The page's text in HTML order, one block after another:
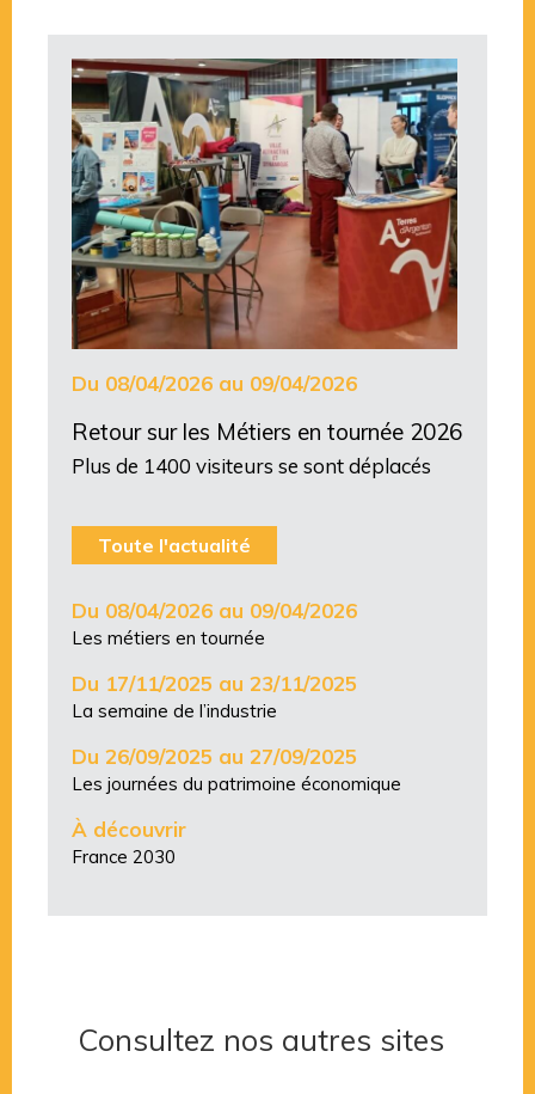
Du 08/04/2026 au 09/04/2026
Retour sur les Métiers en tournée 2026
Plus de 1400 visiteurs se sont déplacés
Toute l'actualité
Du 08/04/2026 au 09/04/2026
Les métiers en tournée
Du 17/11/2025 au 23/11/2025
La semaine de l’industrie
Du 26/09/2025 au 27/09/2025
Les journées du patrimoine économique
À découvrir
France 2030
Consultez nos autres sites